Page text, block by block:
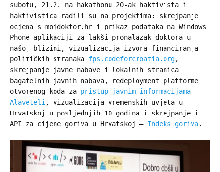
subotu, 21.2. na hakathonu 20-ak haktivista i
haktivistica radili su na projektima: skrejpanje
ocjena s mojdoktor.hr i prikaz podataka na Windows
Phone aplikaciji za lakši pronalazak doktora u
našoj blizini, vizualizacija izvora financiranja
političkih stranaka fps.codeforcroatia.org,
skrejpanje javne nabave i lokalnih stranica
bagatelnih javnih nabava, redeployment platforme
otvorenog koda za pristup javnim informacijama
Alaveteli , vizualizacija vremenskih uvjeta u
Hrvatskoj u posljednjih 10 godina i skrejpanje i
API za cijene goriva u Hrvatskoj – Indeks goriva.